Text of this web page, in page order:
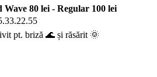
Wave 80 lei - Regular 100 lei
pt. briză 🌊 și răsărit 🌞